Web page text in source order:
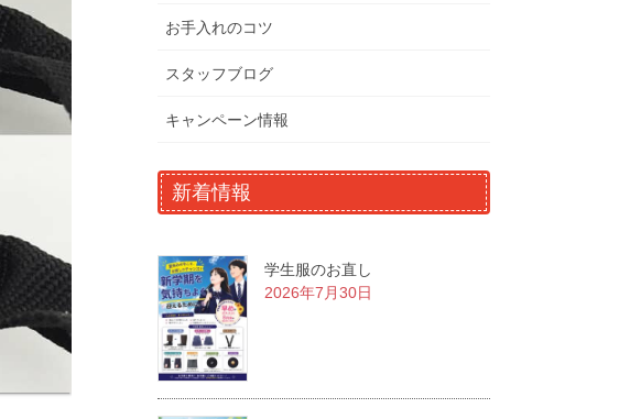
お手入れのコツ
スタッフブログ
キャンペーン情報
新着情報
学生服のお直し
2026年7月30日